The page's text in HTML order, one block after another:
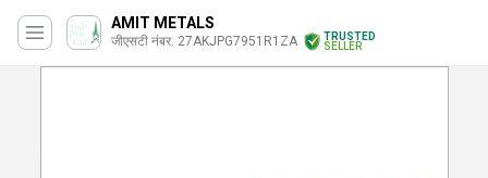
AMIT METALS
जीएसटी नंबर. 27AKJPG7951R1ZA
TRUSTED
SELLER